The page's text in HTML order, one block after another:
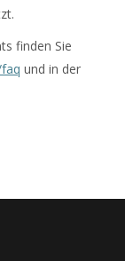
finden Sie
und in der